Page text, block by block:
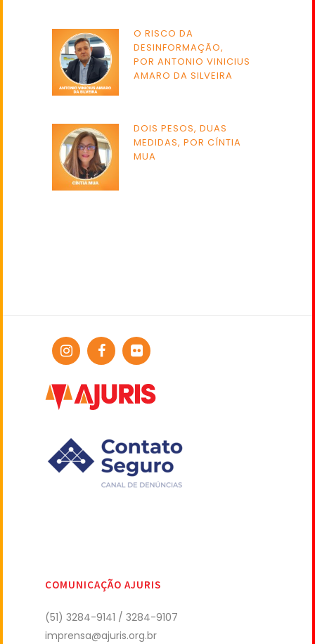
O RISCO DA
DESINFORMAÇÃO,
POR ANTONIO VINICIUS
AMARO DA SILVEIRA
DOIS PESOS, DUAS
MEDIDAS, POR CÍNTIA
MUA
COMUNICAÇÃO AJURIS
(51) 3284-9141 / 3284-9107
imprensa@ajuris.org.br